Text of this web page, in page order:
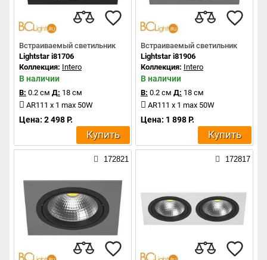
Встраиваемый светильник
Lightstar i81706
Коллекция: Intero
В наличии
В: 0.2 см Д: 18 см
AR111 x 1 max 50W
Цена: 2 498 Р.
Купить
Встраиваемый светильник
Lightstar i81906
Коллекция: Intero
В наличии
В: 0.2 см Д: 18 см
AR111 x 1 max 50W
Цена: 1 898 Р.
Купить
172821 172817